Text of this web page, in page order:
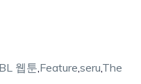
BL 웹툰 Feature seru The